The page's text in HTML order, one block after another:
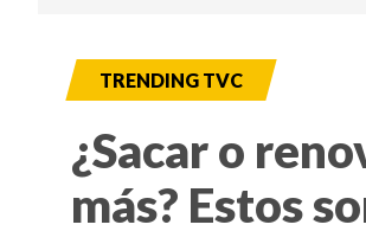
TRENDING TVC
¿Sacar o
más? Estos